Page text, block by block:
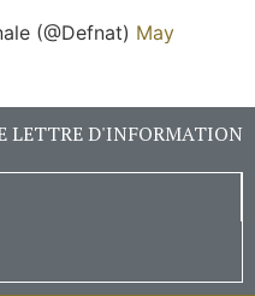
(@Defnat) May
LETTRE D'INFORMATION